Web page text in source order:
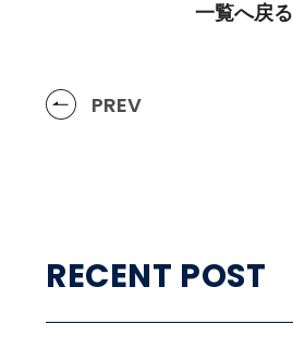
RECENT POST
PREV
一覧へ戻る